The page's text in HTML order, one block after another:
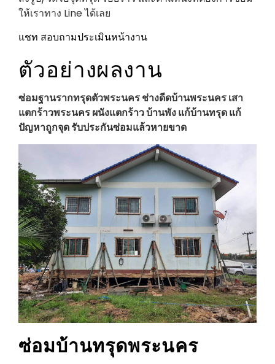
ให้เราทาง Line ได้เลย
แชท สอบถามประเมินหน้างาน
ตัวอย่างผลงาน
ซ่อมฐานรากทรุดตัวพระนคร ช่างดีดบ้านพระนครเสา
แตกร้าวพระนครผนังแตกร้าว บ้านพัง แก้บ้านทรุด แก้
ปัญหาถูกจุด รับประกันซ่อมแล้วหายขาด
ซ่อมบ้านทรุดพระนคร